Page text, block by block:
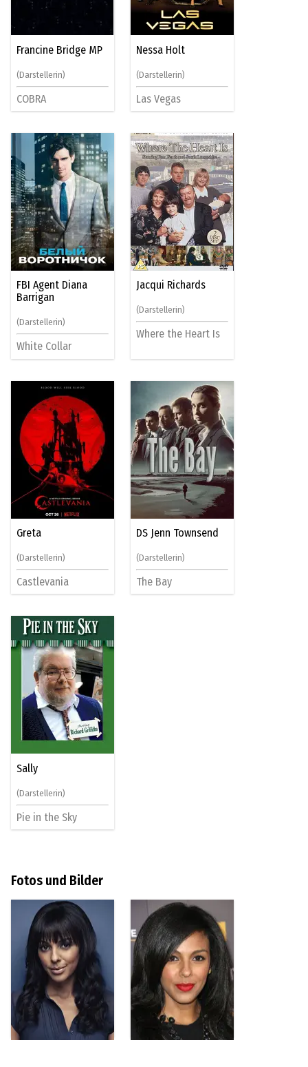
Francine Bridge MP
(Darstellerin)
COBRA
Nessa Holt
(Darstellerin)
Las Vegas
FBI Agent Diana
Barrigan
(Darstellerin)
White Collar
Jacqui Richards
(Darstellerin)
Where the Heart Is
Greta
(Darstellerin)
Castlevania
DS Jenn Townsend
(Darstellerin)
The Bay
Sally
(Darstellerin)
Pie in the Sky
Fotos und Bilder